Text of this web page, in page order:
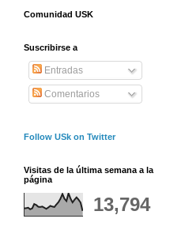
Comunidad USK
Suscribirse a
Entradas
Comentarios
Follow USk on Twitter
Visitas de la última semana a la
página
13,794